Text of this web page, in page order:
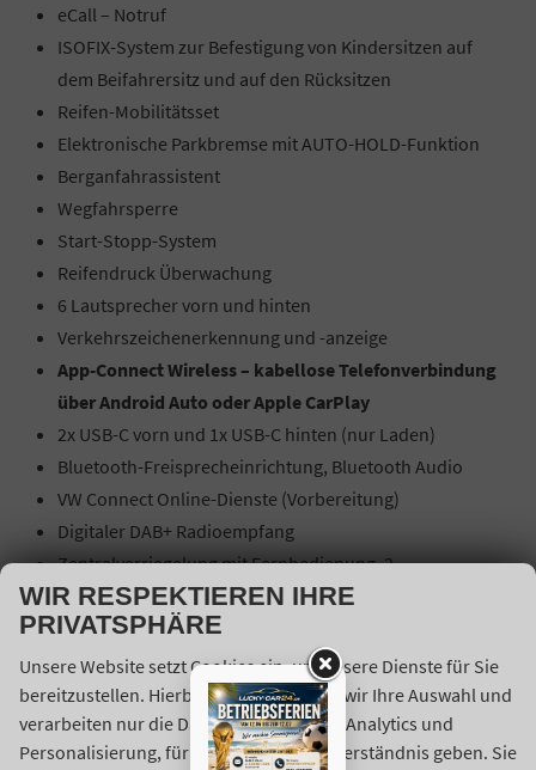
eCall – Notruf
ISOFIX-System zur Befestigung von Kindersitzen auf
dem Beifahrersitz und auf den Rücksitzen
Reifen-Mobilitätsset
Elektronische Parkbremse mit AUTO-HOLD-Funktion
Berganfahrassistent
Wegfahrsperre
Start-Stopp-System
Reifendruck Überwachung
6 Lautsprecher vorn und hinten
Verkehrszeichenerkennung und -anzeige
App-Connect Wireless – kabellose Telefonverbindung
über Android Auto oder Apple CarPlay
2x USB-C vorn und 1x USB-C hinten (nur Laden)
Bluetooth-Freisprecheinrichtung, Bluetooth Audio
VW Connect Online-Dienste (Vorbereitung)
Digitaler DAB+ Radioempfang
Zentralverriegelung mit Fernbedienung, 2
Klappschlüssel
Multifunktions-Lederlenkrad mit Schaltwippen
Elektromechanische Servolenkung mit variabler Kraft je
nach Geschwindigkeit
Lenkrad in Höhe und Länge verstellbar
Elektrische Fensterheber vorn und hinten
WIR RESPEKTIEREN IHRE
PRIVATSPHÄRE
Unsere Website setzt Cookies ein, um unsere Dienste für Sie
bereitzustellen. Hierbei berücksichtigen wir Ihre Auswahl und
verarbeiten nur die Daten für Marketing, Analytics und
Personalisierung, für die Sie uns Ihr Einverständnis geben. Sie